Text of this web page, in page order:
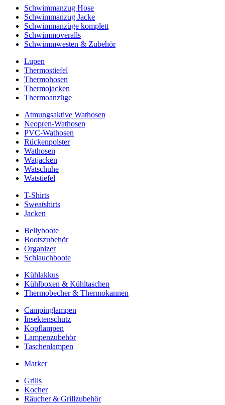
Schwimmanzug Hose
Schwimmanzug Jacke
Schwimmanzüge komplett
Schwimmoveralls
Schwimmwesten & Zubehör
Lupen
Thermostiefel
Thermohosen
Thermojacken
Thermoanzüge
Atmungsaktive Wathosen
Neopren-Wathosen
PVC-Wathosen
Rückenpolster
Wathosen
Watjacken
Watschuhe
Watstiefel
T-Shirts
Sweatshirts
Jacken
Bellyboote
Bootszubehör
Organizer
Schlauchboote
Kühlakkus
Kühlboxen & Kühltaschen
Thermobecher & Thermokannen
Campinglampen
Insektenschutz
Kopflampen
Lampenzubehör
Taschenlampen
Marker
Grills
Kocher
Räucher & Grillzubehör